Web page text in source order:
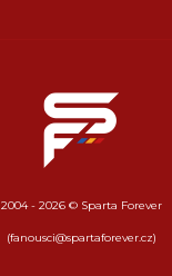
2004 - 2026 © Sparta Forever
(fanousci@spartaforever.cz)